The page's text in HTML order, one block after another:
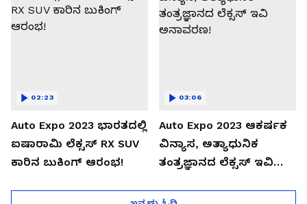
Auto Expo 2023 ಭಾರತದಲ್ಲಿ
ಐಷಾರಾಮಿ ಲೆಕ್ಸಸ್ RX SUV
ಕಾರಿನ ಬುಕಿಂಗ್ ಆರಂಭ!
02:23
Auto Expo 2023 ಆಕರ್ಷಕ
ವಿನ್ಯಾಸ, ಅತ್ಯಾಧುನಿಕ
ತಂತ್ರಜ್ಞಾನದ ಲೆಕ್ಸಸ್ ಇವಿ
03:06